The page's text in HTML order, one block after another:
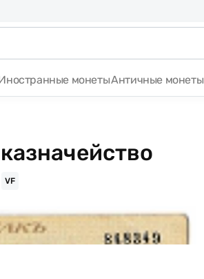
монетыАнтичные монеты
VF